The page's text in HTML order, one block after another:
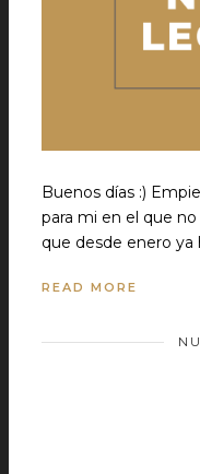
Buenos días :)
para mi en el que
que desde enero ya
READ MORE